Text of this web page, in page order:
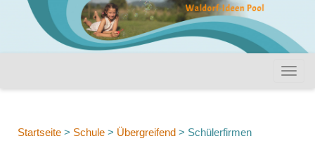
Startseite > Schule > Übergreifend > Schülerfirmen